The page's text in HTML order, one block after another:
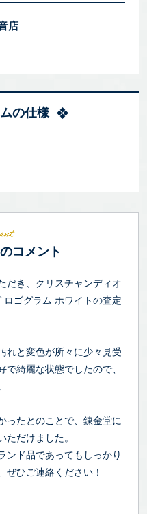
店
の仕様
コメント
だき、クリスチャンディオ
ゴグラム ホワイトの査定
れと変色が所々に少々見受
綺麗な状態でしたので、
ったとのことで、錬金堂に
だけました。
ンド品であってもしっかり
ぜひご連絡ください！